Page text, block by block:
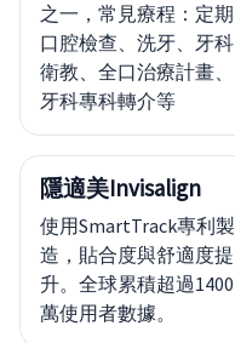
之一，常見療程：定期
口腔檢查、洗牙、牙科
衛教、全口治療計畫、
牙科專科轉介等
隱適美Invisalign
使用SmartTrack專利製
造，貼合度與舒適度提
升。全球累積超過1400
萬使用者數據。